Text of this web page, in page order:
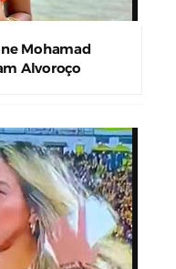
Mohamad
Alvoroço